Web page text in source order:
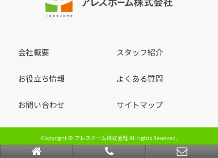
会社概要 スタッフ紹介
お役立ち情報 よくある質問
お問い合わせ サイトマップ
Copyright © アレスホーム株式会社 All rights Reserved.
powered by 不動産クラウドオフィス